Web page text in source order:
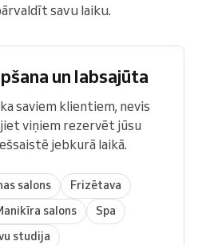
savu laiku.
un labsajūta
saviem klientiem, nevis
viņiem rezervēt jūsu
jebkurā laikā.
salons
Frizētava
salons
Spa
studija